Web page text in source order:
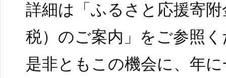
詳細は「ふるさと応援寄
税）のご案内」をご参照
是非ともこの機会に、年